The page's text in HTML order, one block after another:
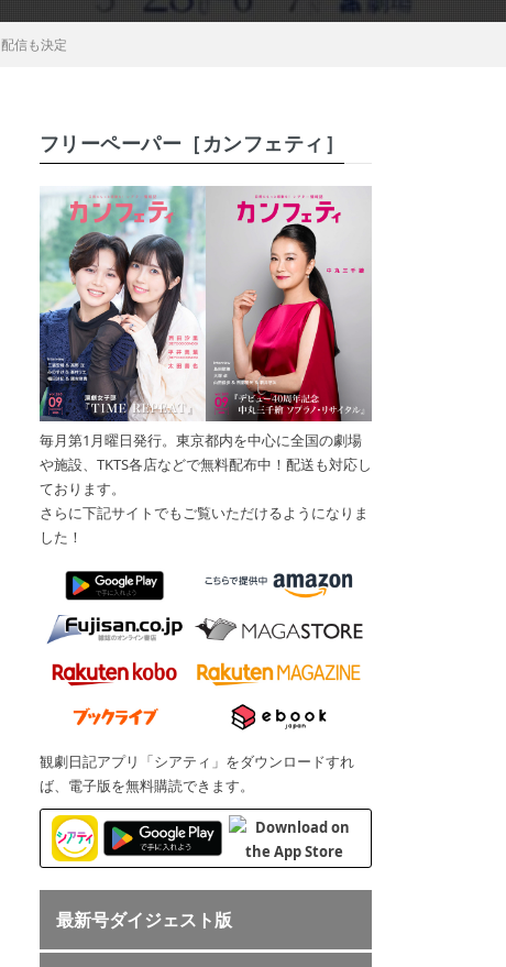
信も決定
フリーペーパー［カンフェティ］
毎月第1月曜日発行。東京都内を中心に全国の劇場
や施設、TKTS各店などで無料配布中！配送も対応し
ております。
さらに下記サイトでもご覧いただけるようになりま
した！
観劇日記アプリ「シアティ」をダウンロードすれ
ば、電子版を無料購読できます。
最新号ダイジェスト版